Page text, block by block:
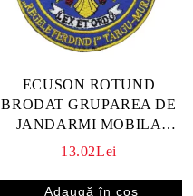
ECUSON ROTUND
BRODAT GRUPAREA DE
JANDARMI MOBILA
REGELE FERDINAND I
13.02Lei